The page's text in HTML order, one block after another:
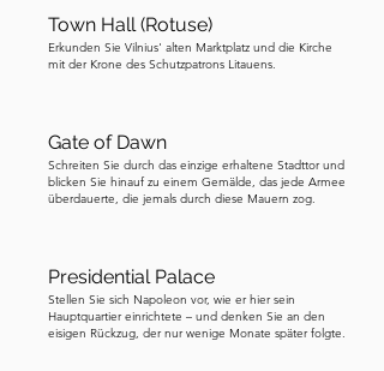
halten Sie die Augen offen für die
Statue eines Engels auf einem Sockel,
habe.
Town Hall (Rotuse)
Erkunden Sie Vilnius' alten Marktplatz und die Kirche
mit der Krone des Schutzpatrons Litauens.
Gate of Dawn
Schreiten Sie durch das einzige erhaltene Stadttor und
blicken Sie hinauf zu einem Gemälde, das jede Armee
überdauerte, die jemals durch diese Mauern zog.
Presidential Palace
Stellen Sie sich Napoleon vor, wie er hier sein
Hauptquartier einrichtete – und denken Sie an den
eisigen Rückzug, der nur wenige Monate später folgte.